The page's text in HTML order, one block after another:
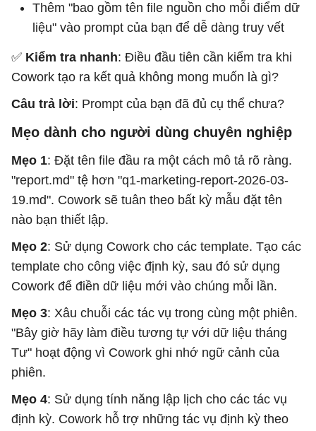
Thêm "bao gồm tên file nguồn cho mỗi điểm dữ
liệu" vào prompt của bạn để dễ dàng truy vết
✅ Kiểm tra nhanh: Điều đầu tiên cần kiểm tra khi
Cowork tạo ra kết quả không mong muốn là gì?
Câu trả lời: Prompt của bạn đã đủ cụ thể chưa?
Mẹo dành cho người dùng chuyên nghiệp
Mẹo 1: Đặt tên file đầu ra một cách mô tả rõ ràng.
"report.md" tệ hơn "q1-marketing-report-2026-03-
19.md". Cowork sẽ tuân theo bất kỳ mẫu đặt tên
nào bạn thiết lập.
Mẹo 2: Sử dụng Cowork cho các template. Tạo các
template cho công việc định kỳ, sau đó sử dụng
Cowork để điền dữ liệu mới vào chúng mỗi lần.
Mẹo 3: Xâu chuỗi các tác vụ trong cùng một phiên.
"Bây giờ hãy làm điều tương tự với dữ liệu tháng
Tư" hoạt động vì Cowork ghi nhớ ngữ cảnh của
phiên.
Mẹo 4: Sử dụng tính năng lập lịch cho các tác vụ
định kỳ. Cowork hỗ trợ những tác vụ định kỳ theo